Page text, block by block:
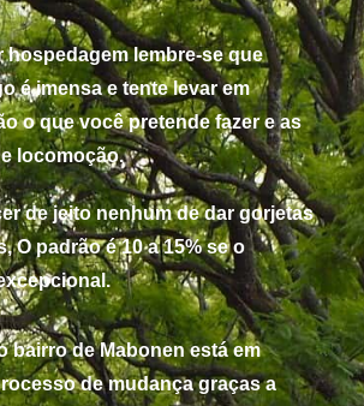
hospedagem lembre-se que
é imensa e tente levar em
o que você pretende fazer e as
locomoção.
de jeito nenhum de dar gorjetas
O padrão é 10 a 15% se o
bairro de Mabonen está em
de mudança graças a